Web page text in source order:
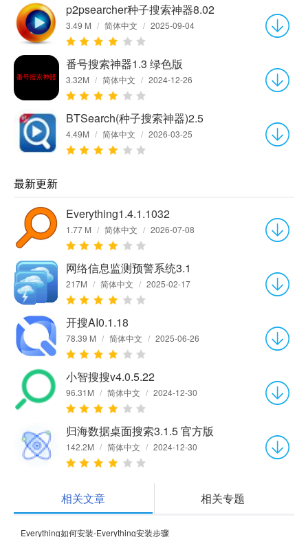
p2psearcher种子搜索神器8.02
3.49 M / 简体中文 / 2025-09-04
番号搜索神器1.3 绿色版
3.32M / 简体中文 / 2024-12-26
BTSearch(种子搜索神器)2.5
4.49M / 简体中文 / 2026-03-25
最新更新
Everything1.4.1.1032
1.77 M / 简体中文 / 2026-07-08
网络信息监测预警系统3.1
217M / 简体中文 / 2025-02-17
开搜AI0.1.18
78.39 M / 简体中文 / 2025-06-26
小智搜搜v4.0.5.22
96.31M / 简体中文 / 2024-12-30
归海数据桌面搜索3.1.5 官方版
142.2M / 简体中文 / 2024-12-30
相关文章 相关专题
Everything如何安装-Everything安装步骤